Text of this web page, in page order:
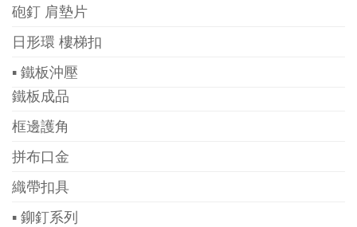
砲釘 肩墊片
日形環 樓梯扣
▪ 鐵板沖壓
鐵板成品
框邊護角
拼布口金
織帶扣具
▪ 鉚釘系列